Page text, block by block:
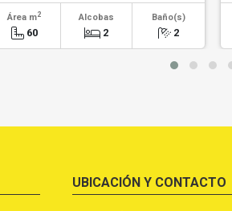
Área m2
60
Alcobas
2
Baño(s)
2
UBICACIÓN Y CONTACTO